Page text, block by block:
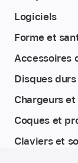
Logiciels
Forme et
Accessoires
Disques
Chargeurs
Coques et
Claviers et